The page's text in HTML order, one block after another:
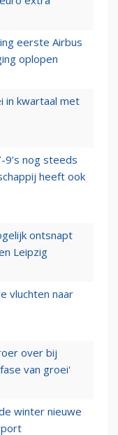
eerste Airbus
oplopen
in kwartaal met
nog steeds
heeft ook
ontsnapt
Leipzig
vluchten naar
over bij
van groei'
winter nieuwe